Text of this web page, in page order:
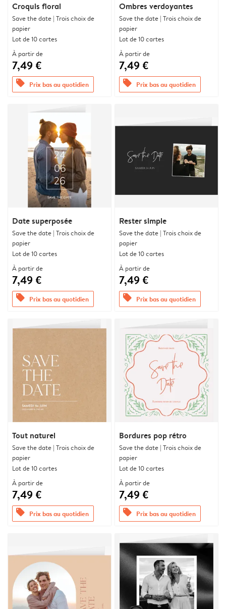
Croquis floral
Save the date | Trois choix de
papier
Lot de 10 cartes
À partir de
7,49 €
offers Prix bas au quotidien
Ombres verdoyantes
Save the date | Trois choix de
papier
Lot de 10 cartes
À partir de
7,49 €
offers Prix bas au quotidien
Date superposée
Save the date | Trois choix de
papier
Lot de 10 cartes
À partir de
7,49 €
offers Prix bas au quotidien
Rester simple
Save the date | Trois choix de
papier
Lot de 10 cartes
À partir de
7,49 €
offers Prix bas au quotidien
Tout naturel
Save the date | Trois choix de
papier
Lot de 10 cartes
À partir de
7,49 €
offers Prix bas au quotidien
Bordures pop rétro
Save the date | Trois choix de
papier
Lot de 10 cartes
À partir de
7,49 €
offers Prix bas au quotidien